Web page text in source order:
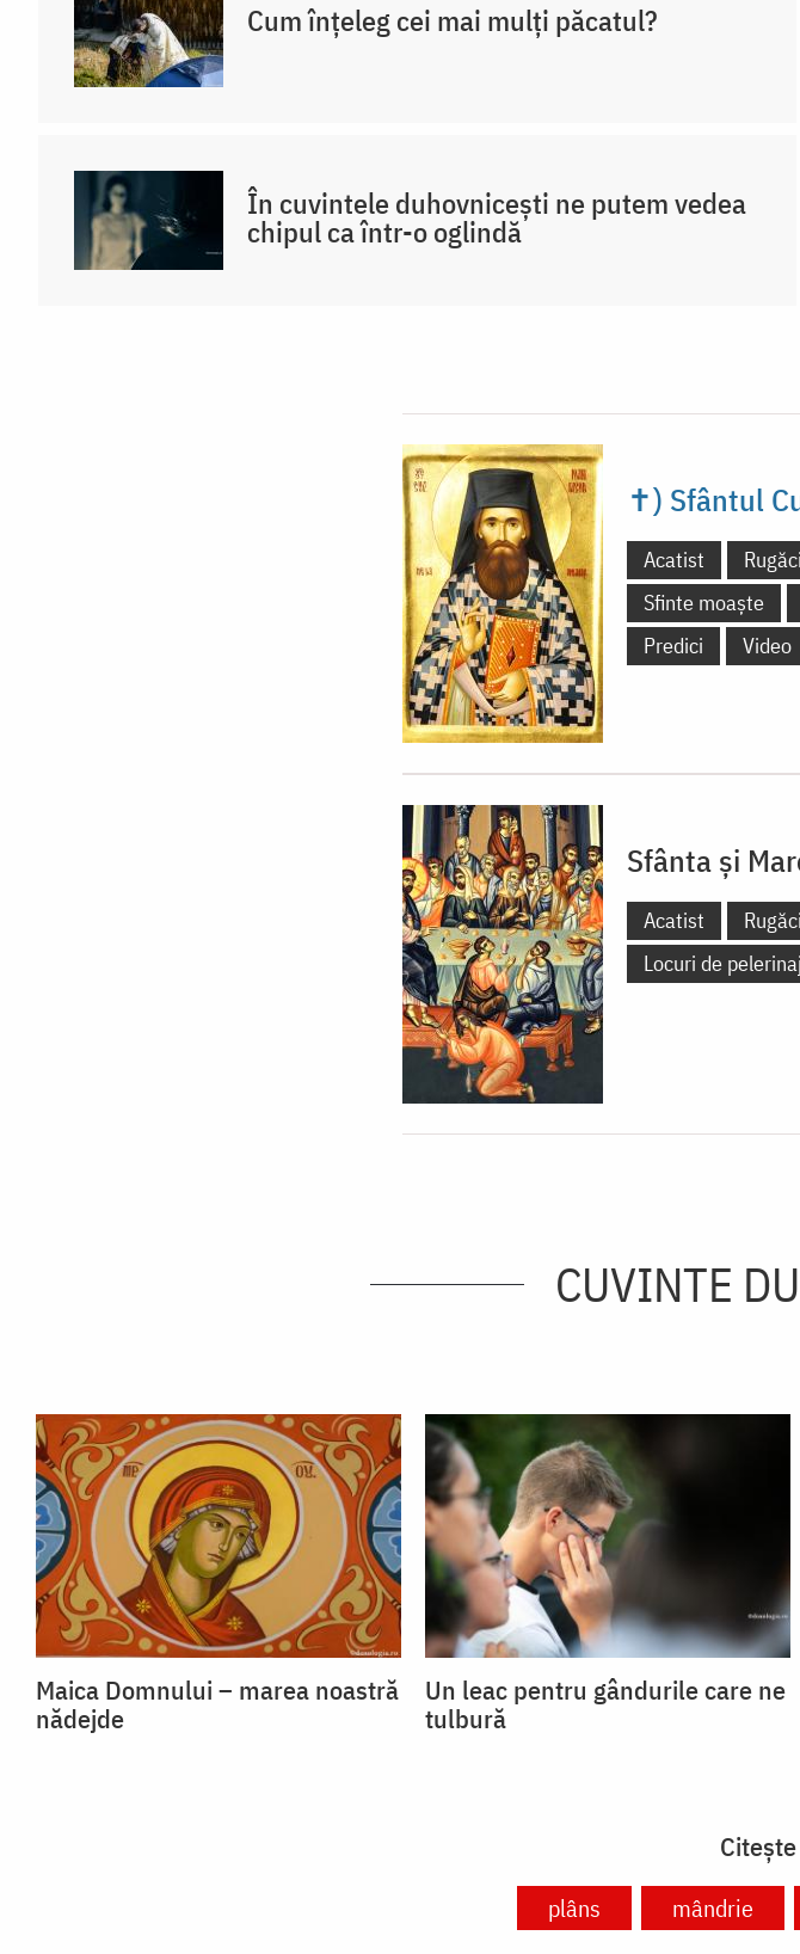
Cum înțeleg cei mai mulți păcatul?
În cuvintele duhovnicești ne putem vedea
chipul ca într-o oglindă
✝) Sfântul
Acatist
Sfinte moaște
Predici
Video
Sfânta și
Acatist
Locuri de pelerinaj
CUVINTE
Maica Domnului – marea noastră
nădejde
Un leac pentru gândurile care ne
tulbură
plâns mândrie